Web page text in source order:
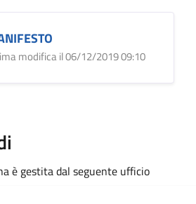
modifica il 06/12/2019 09:10
è gestita dal seguente ufficio